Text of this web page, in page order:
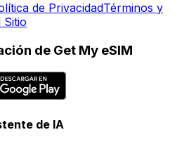
de PrivacidadTérminos y
Sitio
de Get My eSIM
de IA